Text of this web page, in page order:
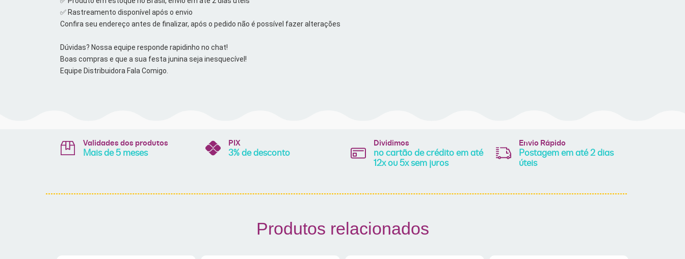
✅ Rastreamento disponível após o envio
Confira seu endereço antes de finalizar, após o pedido não é possível fazer alterações
Dúvidas? Nossa equipe responde rapidinho no chat!
Boas compras e que a sua festa junina seja inesquecível!
Equipe Distribuidora Fala Comigo.
Validades dos produtos
Mais de 5 meses
PIX
3% de desconto
Dividimos
no cartão de crédito em até
12x ou 5x sem juros
Envio Rápido
Postagem em até 2 dias
úteis
Produtos relacionados